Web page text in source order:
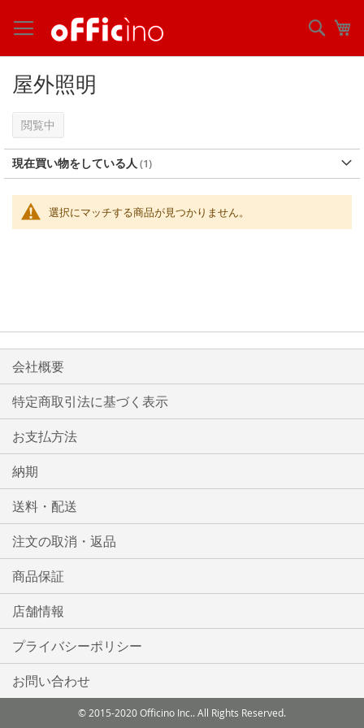
ン
テ
ン
ツ
に
キ
ッ
プ
検
索
屋外照明
選択にマッチする商品が見つかりません。
閲覧中
現在買い物をしている人
会社概要
特定商取引法に基づく表示
お支払方法
納期
送料・配送
注文の取消・返品
商品保証
店舗情報
プライバシーポリシー
お問い合わせ
© 2015-2020 Officino Inc.. All Rights Reserved.